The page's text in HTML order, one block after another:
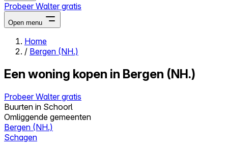
Probeer Walter gratis
Open menu
Close menu
Zelf kopen
Alles-in-één
Reviews
Prijzen
Home
/ Bergen (NH.)
Een woning kopen in Bergen (NH.)
Probeer Walter gratis
Buurten in Schoorl
Omliggende gemeenten
Bergen (NH.)
Schagen